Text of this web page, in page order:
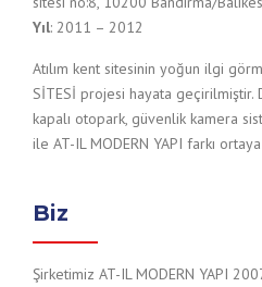
Yıl: 2011 – 2012
Atılım kent sitesinin yoğun ilgi
SİTESİ projesi hayata geçirilmiştir.
kapalı otopark, güvenlik kamera
ile AT-IL MODERN YAPI farkı
Biz
Şirketimiz AT-IL MODERN YAPI